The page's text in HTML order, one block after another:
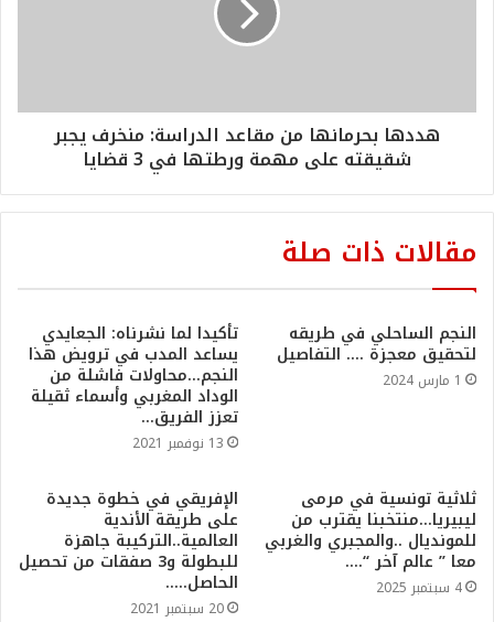
هددها بحرمانها من مقاعد الدراسة: منخرف يجبر
شقيقته على مهمة ورطتها في 3 قضايا
مقالات ذات صلة
النجم الساحلي في طريقه
لتحقيق معجزة …. التفاصيل
1 مارس 2024
تأكيدا لما نشرناه: الجعايدي
يساعد المدب في ترويض هذا
النجم…محاولات فاشلة من
الوداد المغربي وأسماء ثقيلة
تعزز الفريق…
13 نوفمبر 2021
ثلاثية تونسية في مرمى
ليبيريا…منتخبنا يقترب من
للمونديال ..والمجبري والغربي
معا ” عالم آخر “….
4 سبتمبر 2025
الإفريقي في خطوة جديدة
على طريقة الأندية
العالمية..التركيبة جاهزة
للبطولة و3 صفقات من تحصيل
الحاصل…..
20 سبتمبر 2021